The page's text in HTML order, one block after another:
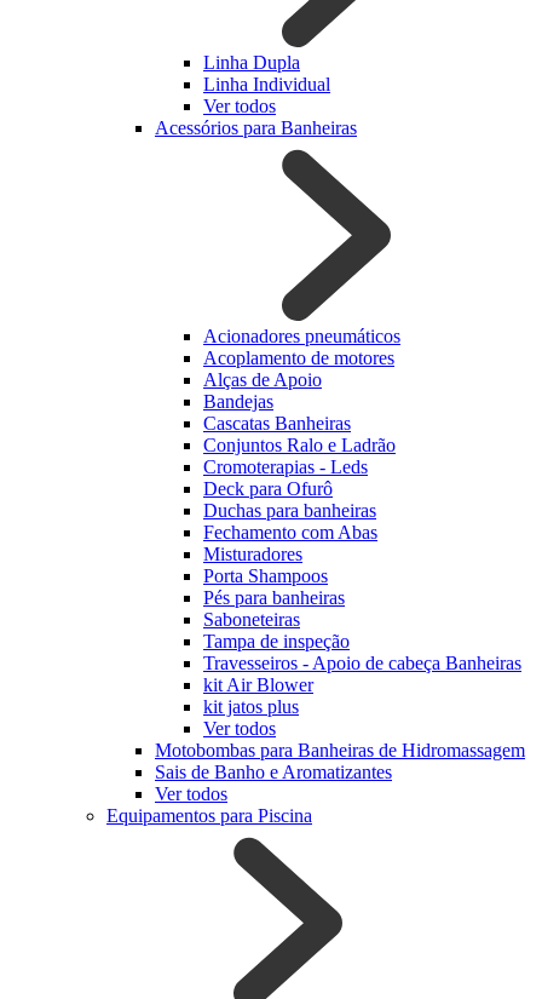
Linha Dupla
Linha Individual
Ver todos
Acessórios para Banheiras
Acionadores pneumáticos
Acoplamento de motores
Alças de Apoio
Bandejas
Cascatas Banheiras
Conjuntos Ralo e Ladrão
Cromoterapias - Leds
Deck para Ofurô
Duchas para banheiras
Fechamento com Abas
Misturadores
Porta Shampoos
Pés para banheiras
Saboneteiras
Tampa de inspeção
Travesseiros - Apoio de cabeça Banheiras
kit Air Blower
kit jatos plus
Ver todos
Motobombas para Banheiras de Hidromassagem
Sais de Banho e Aromatizantes
Ver todos
Equipamentos para Piscina